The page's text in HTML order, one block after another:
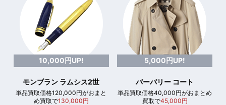
10,000円UP!
モンブラン ラムシス2世
単品買取価格120,000円がおまと
め買取で130,000円
5,000円UP!
バーバリー コート
単品買取価格40,000円がおまとめ
買取で45,000円